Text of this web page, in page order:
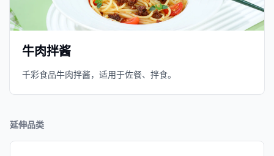
牛肉拌酱
千彩食品牛肉拌酱，适用于佐餐、拌食。
延伸品类